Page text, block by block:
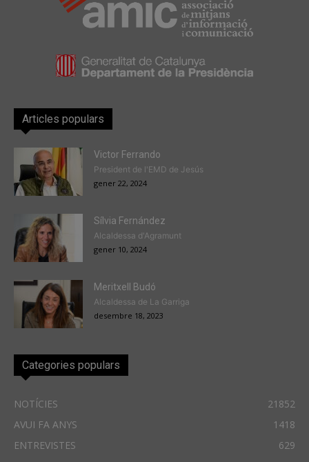
Articles populars
Victor Ferrando
President de l'EMD de Jesús
gener 22, 2024
Sílvia Fernández
Alcaldessa d'Agramunt
gener 10, 2024
Meritxell Budó
Alcaldessa de La Garriga
desembre 18, 2023
Categories populars
NOTÍCIES
21852
AVUI FA ANYS
1418
ENTREVISTES
629